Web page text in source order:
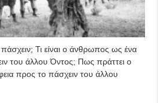
Τι είναι ο άνθρωπος ως ένα
του άλλου Όντος; Πως πράττει ο
προς το πάσχειν του άλλου